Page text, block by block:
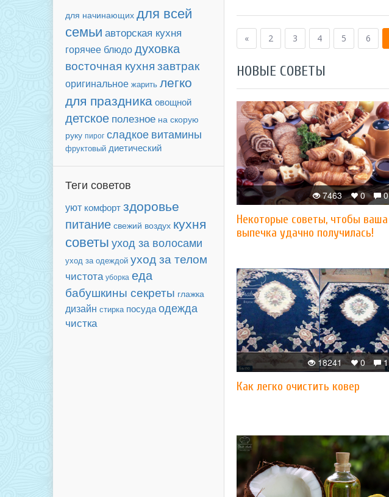
для начинающих для всей
семьи авторская кухня
горячее блюдодуховка
восточная кухнязавтрак
оригинальное жарить легко
для праздникаовощной
детское полезное на скорую
руку пирог сладкое витамины
фруктовый диетический
Теги советов
уют комфортздоровье
питание свежий воздух кухня
советыуход за волосами
уход за одеждой уход за телом
чистота уборка еда
бабушкины секреты глажка
дизайн стирка посудаодежда
чистка
« 2 3 4 5 6
НОВЫЕ СОВЕТЫ
0
0
7463
Некоторые советы, чтобы ваша
выпечка удачно получилась!
1
0
18241
Как легко очистить ковер